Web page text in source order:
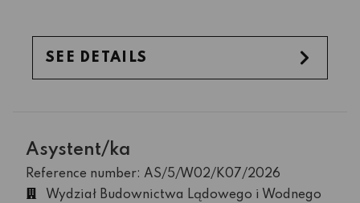
SEE DETAILS
Asystent/ka
Reference number: AS/5/W02/K07/2026
Wydział Budownictwa Lądowego i Wodnego